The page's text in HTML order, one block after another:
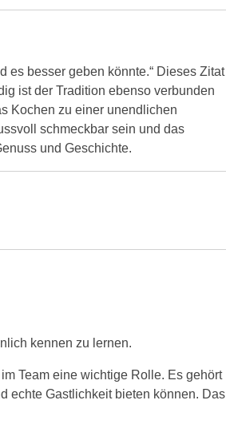
es besser geben könnte.“ Dieses Zitat
ist der Tradition ebenso verbunden
Kochen zu einer unendlichen
schmeckbar sein und das
und Geschichte.
kennen zu lernen.
Team eine wichtige Rolle. Es gehört
echte Gastlichkeit bieten können. Das